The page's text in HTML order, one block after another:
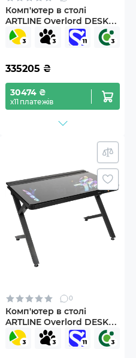
Комп'ютер в столі
ARTLINE Overlord DESK
Windows 11 Pro
(DESKv02Win)
335205 ₴
30474 ₴
х11 платежів
0
Комп'ютер в столі
ARTLINE Overlord DESK
Windows 11 Pro
(DESKv14Win)